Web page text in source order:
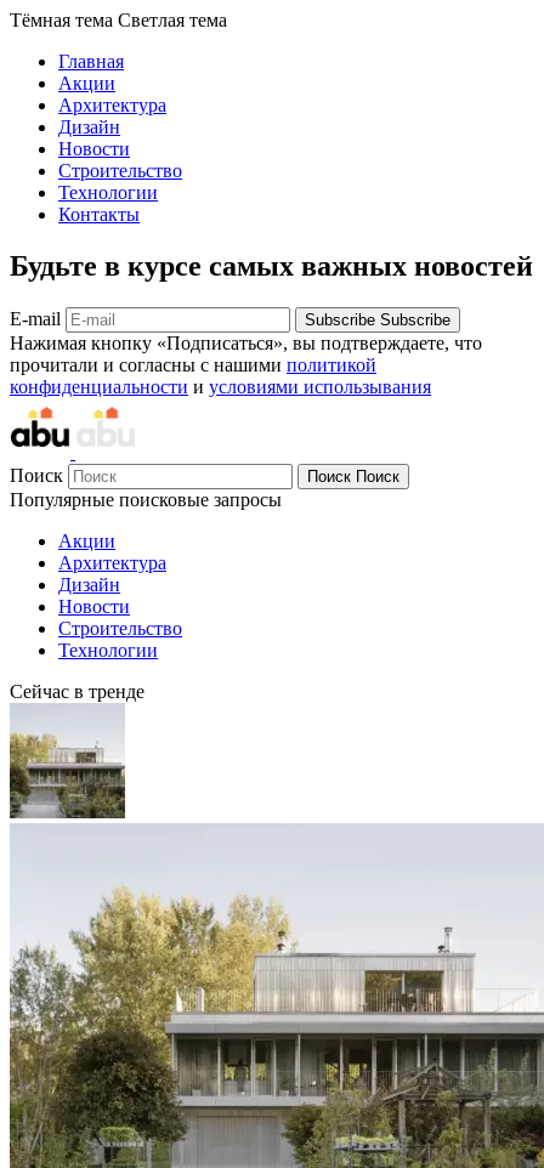
Тёмная тема Светлая тема
Главная
Акции
Архитектура
Дизайн
Новости
Строительство
Технологии
Контакты
Будьте в курсе самых важных новостей
E-mail Subscribe Subscribe
Нажимая кнопку «Подписаться», вы подтверждаете, что
прочитали и согласны с нашими политикой
конфиденциальности и условиями использывания
Поиск Поиск Поиск
Популярные поисковые запросы
Акции
Архитектура
Дизайн
Новости
Строительство
Технологии
Сейчас в тренде